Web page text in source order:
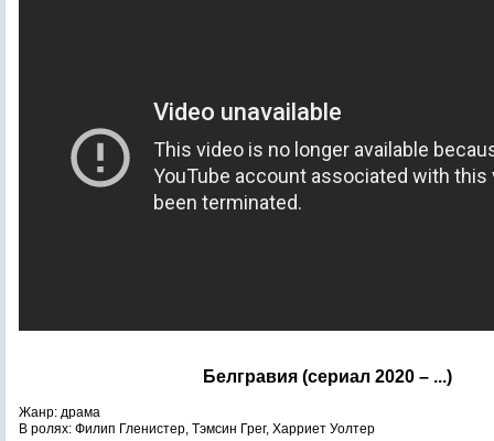
Белгравия (сериал 2020 – ...)
Жанр: драма
В ролях: Филип Гленистер, Тэмсин Грег, Харриет Уолтер